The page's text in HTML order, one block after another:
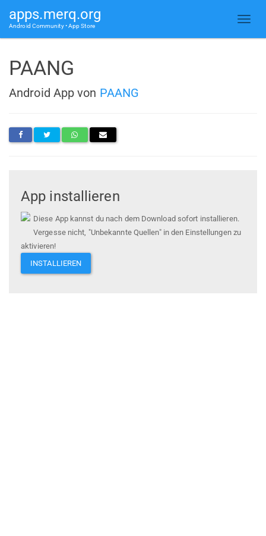
apps.merq.org
Android Community • App Store
PAANG
Android App von PAANG
App installieren
Diese App kannst du nach dem Download sofort installieren.
Vergesse nicht, "Unbekannte Quellen" in den Einstellungen zu
aktivieren!
INSTALLIEREN